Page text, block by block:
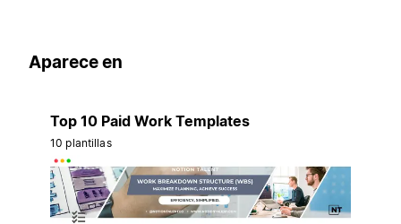
Aparece en
Top 10 Paid Work Templates
10 plantillas